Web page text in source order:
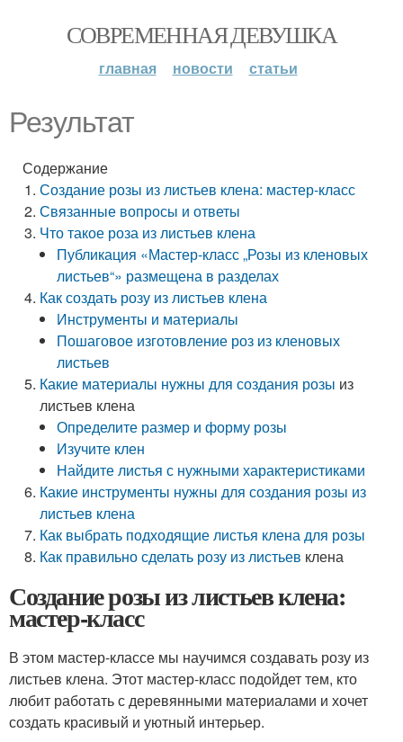
СОВРЕМЕННАЯ ДЕВУШКА
главная новости статьи
Результат
Содержание
Создание розы из листьев клена: мастер-класс
Связанные вопросы и ответы
Что такое роза из листьев клена
Публикация «Мастер-класс „Розы из кленовых
листьев“» размещена в разделах
Как создать розу из листьев клена
Инструменты и материалы
Пошаговое изготовление роз из кленовых
листьев
Какие материалы нужны для создания розы из
листьев клена
Определите размер и форму розы
Изучите клен
Найдите листья с нужными характеристиками
Какие инструменты нужны для создания розы из
листьев клена
Как выбрать подходящие листья клена для розы
Как правильно сделать розу из листьев клена
Создание розы из листьев клена:
мастер-класс
В этом мастер-классе мы научимся создавать розу из
листьев клена. Этот мастер-класс подойдет тем, кто
любит работать с деревянными материалами и хочет
создать красивый и уютный интерьер.